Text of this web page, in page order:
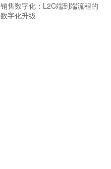
销售数字化：L2C端到端流程的
数字化升级